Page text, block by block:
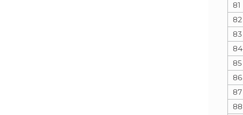
81
82
83
84
85
86
87
88